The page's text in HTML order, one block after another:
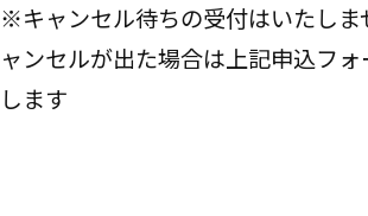
※キャンセル待ちの受付はいたしま
ャンセルが出た場合は上記申込フ
します